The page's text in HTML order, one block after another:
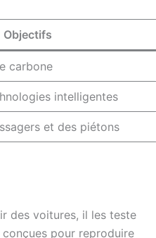
Objectifs
carbone
intelligentes
et des piétons
des voitures, il les teste
conçues pour reproduire